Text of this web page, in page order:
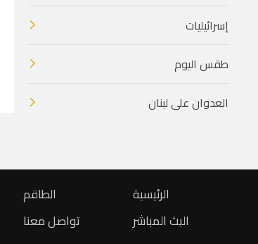
إسرائيليات
طقس اليوم
العدوان على لبنان
الطاقم
تواصل معنا
الرئيسية
البث المباشر